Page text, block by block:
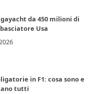
da 450 milioni di
Usa
in F1: cosa sono e
tutti